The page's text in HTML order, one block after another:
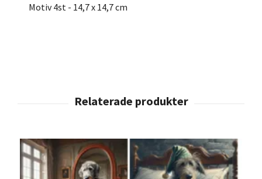
Motiv 4st - 14,7 x 14,7 cm